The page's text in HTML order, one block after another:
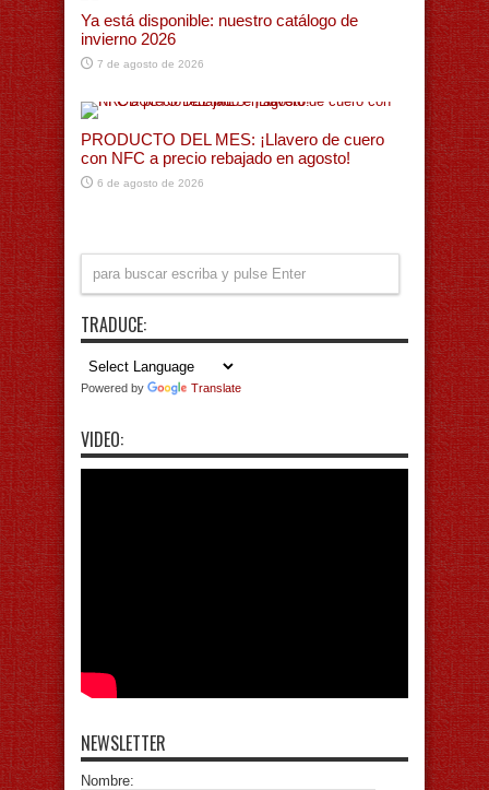
Ya está disponible: nuestro catálogo de
invierno 2026
7 de agosto de 2026
PRODUCTO DEL MES: ¡Llavero de cuero
con NFC a precio rebajado en agosto!
6 de agosto de 2026
TRADUCE:
Powered by Translate
VIDEO:
NEWSLETTER
Nombre: